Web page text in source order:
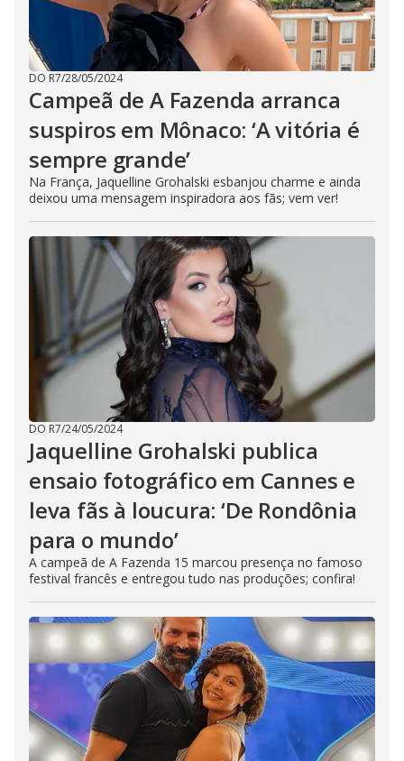
DO R7/28/05/2024
Campeã de A Fazenda arranca
suspiros em Mônaco: ‘A vitória é
sempre grande’
Na França, Jaquelline Grohalski esbanjou charme e ainda
deixou uma mensagem inspiradora aos fãs; vem ver!
DO R7/24/05/2024
Jaquelline Grohalski publica
ensaio fotográfico em Cannes e
leva fãs à loucura: ‘De Rondônia
para o mundo’
A campeã de A Fazenda 15 marcou presença no famoso
festival francês e entregou tudo nas produções; confira!